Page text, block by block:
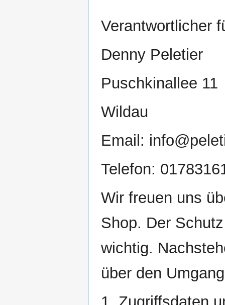
Verantwortlicher
Denny Peletier
Puschkinallee 11
Wildau
Email:
Telefon:
Wir freuen uns
Shop. Der
wichtig.
über den